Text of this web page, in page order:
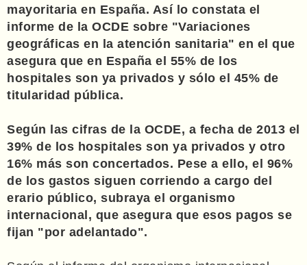
mayoritaria en España. Así lo constata el
informe de la OCDE sobre "Variaciones
geográficas en la atención sanitaria" en el que
asegura que en España el 55% de los
hospitales son ya privados y sólo el 45% de
titularidad pública.
Según las cifras de la OCDE, a fecha de 2013 el
39% de los hospitales son ya privados y otro
16% más son concertados. Pese a ello, el 96%
de los gastos siguen corriendo a cargo del
erario público, subraya el organismo
internacional, que asegura que esos pagos se
fijan "por adelantado".